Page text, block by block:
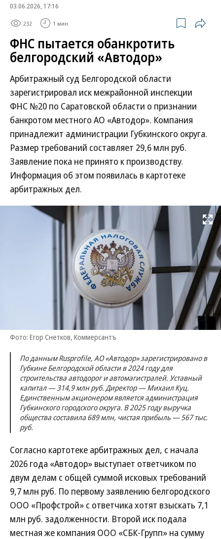
03.06.2026, 17:16
232 1 мин.
ФНС пытается обанкротить
белгородский «Автодор»
Арбитражный суд Белгородской области
зарегистрировал иск межрайонной инспекции
ФНС №20 по Саратовской области о признании
банкротом местного АО «Автодор». Компания
принадлежит администрации Губкинского округа.
Размер требований составляет 29,6 млн руб.
Заявление пока не принято к производству.
Информация об этом появилась в картотеке
арбитражных дел.
Развернуть
Фото: Егор Снетков, Коммерсантъ
По данным Rusprofile, АО «Автодор» зарегистрировано в
Губкине Белгородской области в 2024 году для
строительства автодорог и автомагистралей. Уставный
капитал — 314,9 млн руб. Директор — Михаил Куц.
Единственным акционером является администрация
Губкинского городского округа. В 2025 году выручка
общества составила 689 млн, чистая прибыль — 567 тыс.
руб.
Согласно картотеке арбитражных дел, с начала
2026 года «Автодор» выступает ответчиком по
двум делам с общей суммой исковых требований
9,7 млн руб. По первому заявлению белгородского
ООО «Профстрой» с ответчика хотят взыскать 7,1
млн руб. задолженности. Второй иск подала
местная же компания ООО «СБК-Групп» на сумму